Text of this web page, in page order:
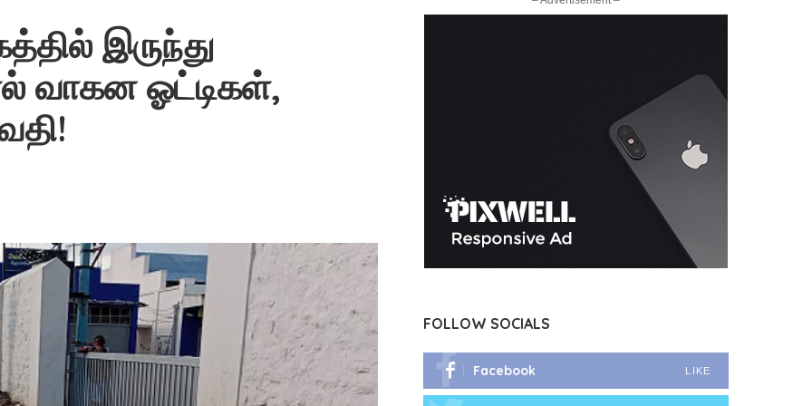
இருந்து
வாகன ஓட்டிகள்,
FOLLOW SOCIALS
Facebook LIKE